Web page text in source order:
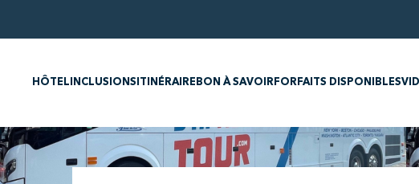
HÔTEL INCLUSIONS ITINÉRAIRE BON À SAVOIR FORFAITS DISPONIBLES